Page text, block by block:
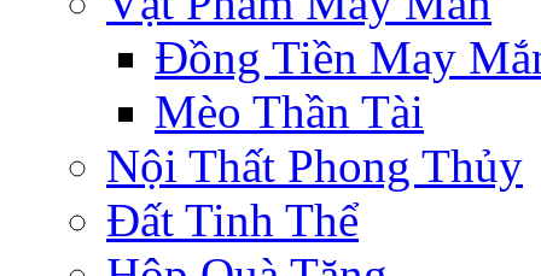
Đồng Tiền May
Mèo Thần Tài
Nội Thất Phong Thủy
Đất Tinh Thể